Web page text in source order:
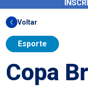
Voltar
Esporte
Copa